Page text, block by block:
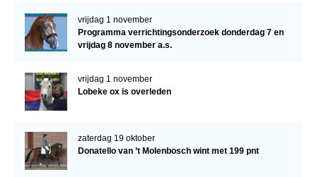
vrijdag 1 november
Programma verrichtingsonderzoek donderdag 7 en
vrijdag 8 november a.s.
vrijdag 1 november
Lobeke ox is overleden
zaterdag 19 oktober
Donatello van ’t Molenbosch wint met 199 pnt